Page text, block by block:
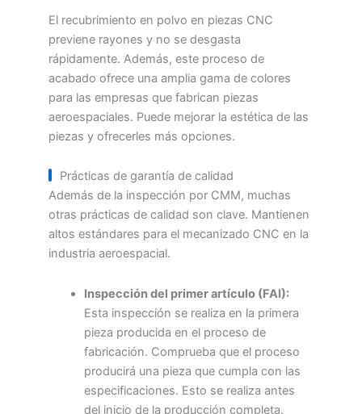
El recubrimiento en polvo en piezas CNC
previene rayones y no se desgasta
rápidamente. Además, este proceso de
acabado ofrece una amplia gama de colores
para las empresas que fabrican piezas
aeroespaciales. Puede mejorar la estética de las
piezas y ofrecerles más opciones.
Prácticas de garantía de calidad
Además de la inspección por CMM, muchas
otras prácticas de calidad son clave. Mantienen
altos estándares para el mecanizado CNC en la
industria aeroespacial.
Inspección del primer artículo (FAI):
Esta inspección se realiza en la primera
pieza producida en el proceso de
fabricación. Comprueba que el proceso
producirá una pieza que cumpla con las
especificaciones. Esto se realiza antes
del inicio de la producción completa.